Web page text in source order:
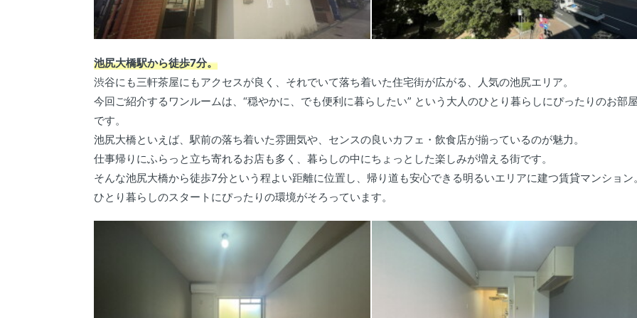
池尻大橋駅から徒歩7分。
渋谷にも三軒茶屋にもアクセスが良く、それでいて落ち着いた住宅街が広がる、人気の池尻エリア。
今回ご紹介するワンルームは、“穏やかに、でも便利に暮らしたい” という大人のひとり暮らしにぴったりのお部
です。
池尻大橋といえば、駅前の落ち着いた雰囲気や、センスの良いカフェ・飲食店が揃っているのが魅力。
仕事帰りにふらっと立ち寄れるお店も多く、暮らしの中にちょっとした楽しみが増える街です。
そんな池尻大橋から徒歩7分という程よい距離に位置し、帰り道も安心できる明るいエリアに建つ賃貸マンション
ひとり暮らしのスタートにぴったりの環境がそろっています。